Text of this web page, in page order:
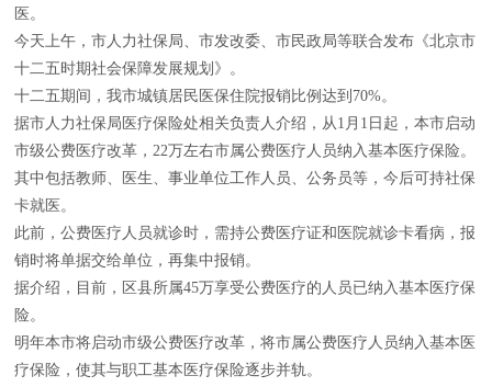
医。
今天上午，市人力社保局、市发改委、市民政局等联合发布《北京市
十二五时期社会保障发展规划》。
十二五期间，我市城镇居民医保住院报销比例达到70%。
据市人力社保局医疗保险处相关负责人介绍，从1月1日起，本市启动
市级公费医疗改革，22万左右市属公费医疗人员纳入基本医疗保险。
其中包括教师、医生、事业单位工作人员、公务员等，今后可持社保
卡就医。
此前，公费医疗人员就诊时，需持公费医疗证和医院就诊卡看病，报
销时将单据交给单位，再集中报销。
据介绍，目前，区县所属45万享受公费医疗的人员已纳入基本医疗保
险。
明年本市将启动市级公费医疗改革，将市属公费医疗人员纳入基本医
疗保险，使其与职工基本医疗保险逐步并轨。